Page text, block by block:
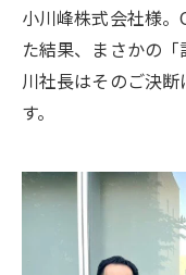
小川峰株式会社様
た結果、まさかの
川社長はそのご決
す。